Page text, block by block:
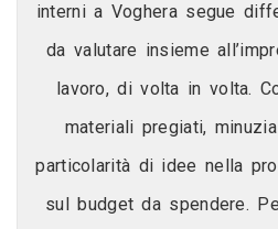
interni a Voghera segue
da valutare insieme
lavoro, di volta in volta.
materiali pregiati,
particolarità di idee nella
sul budget da spendere.